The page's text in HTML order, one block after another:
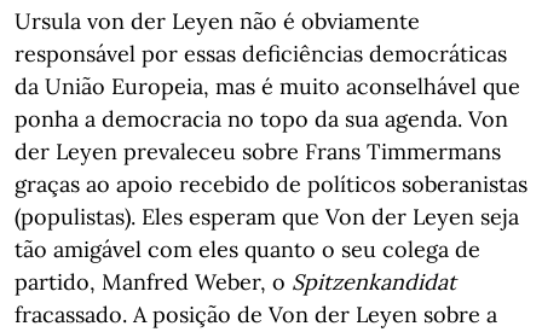
Ursula von der Leyen não é obviamente
responsável por essas deficiências democráticas
da União Europeia, mas é muito aconselhável que
ponha a democracia no topo da sua agenda. Von
der Leyen prevaleceu sobre Frans Timmermans
graças ao apoio recebido de políticos soberanistas
(populistas). Eles esperam que Von der Leyen seja
tão amigável com eles quanto o seu colega de
partido, Manfred Weber, o Spitzenkandidat
fracassado. A posição de Von der Leyen sobre a